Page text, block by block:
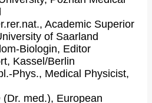
Academic Superior
of Saarland
Biologin, Editor
Kassel/Berlin
Phys., Medical Physicist,
(Dr. med.), European